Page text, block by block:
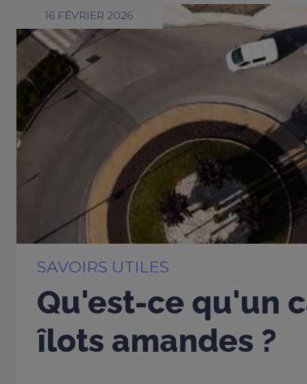
16 FÉVRIER 2026
SAVOIRS UTILES
Qu'est-ce qu'un
îlots amandes ?